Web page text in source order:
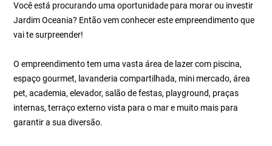
Você está procurando uma oportunidade para morar ou investir
Jardim Oceania? Então vem conhecer este empreendimento que
vai te surpreender!
O empreendimento tem uma vasta área de lazer com piscina,
espaço gourmet, lavanderia compartilhada, mini mercado, área
pet, academia, elevador, salão de festas, playground, praças
internas, terraço externo vista para o mar e muito mais para
garantir a sua diversão.